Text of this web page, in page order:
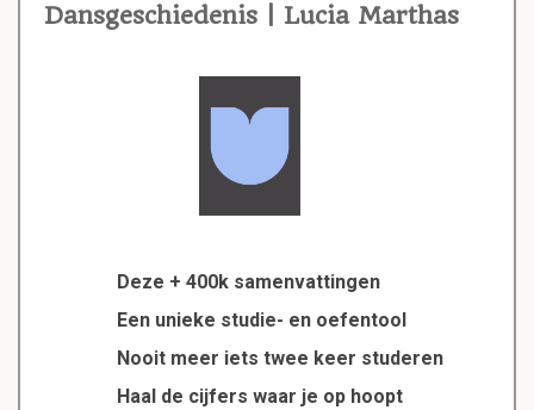
Dansgeschiedenis | Lucia Marthas
Deze + 400k samenvattingen
Een unieke studie- en oefentool
Nooit meer iets twee keer studeren
Haal de cijfers waar je op hoopt